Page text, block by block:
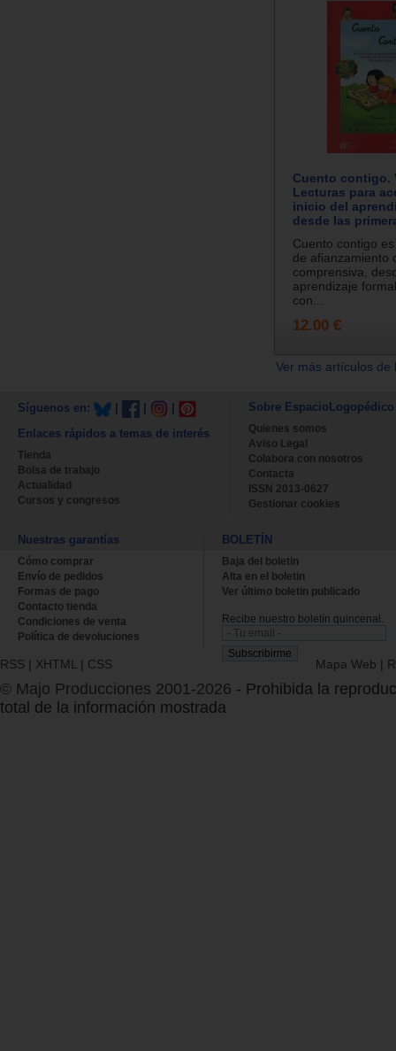
Cuento contigo.
Lecturas para
inicio del
desde las
Cuento contigo
de afianzamiento
comprensiva,
aprendizaje
con...
12.00 €
Ver más artículos
Síguenos en:
Enlaces rápidos a temas de interés
Tienda
Bolsa de trabajo
Actualidad
Cursos y congresos
Sobre EspacioLogopédico
Quienes somos
Aviso Legal
Colabora con nosotros
Contacta
ISSN 2013-0627
Gestionar cookies
Nuestras garantías
Cómo comprar
Envío de pedidos
Formas de pago
Contacto tienda
Condiciones de venta
Política de devoluciones
BOLETÍN
Baja del boletin
Alta en el boletin
Ver último boletin publicado
Recibe nuestro boletín quincenal.
RSS | XHTML | CSS Mapa Web |
© Majo Producciones 2001-2026 - Prohibida la
total de la información mostrada